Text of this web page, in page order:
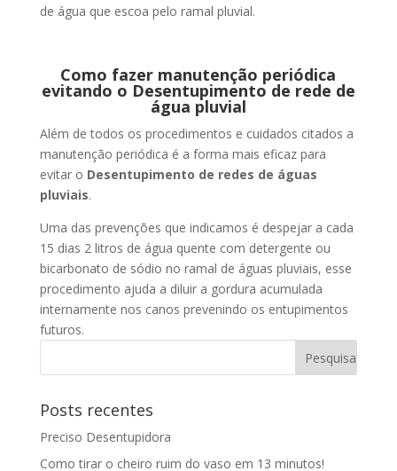
de água que escoa pelo ramal pluvial.
Como fazer manutenção periódica
evitando o Desentupimento de rede de
água pluvial
Além de todos os procedimentos e cuidados citados a
manutenção periódica é a forma mais eficaz para
evitar o Desentupimento de redes de águas
pluviais.
Uma das prevenções que indicamos é despejar a cada
15 dias 2 litros de água quente com detergente ou
bicarbonato de sódio no ramal de águas pluviais, esse
procedimento ajuda a diluir a gordura acumulada
internamente nos canos prevenindo os entupimentos
futuros.
Posts recentes
Preciso Desentupidora
Como tirar o cheiro ruim do vaso em 13 minutos!